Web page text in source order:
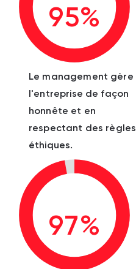
95%
Le management gère
l'entreprise de façon
honnête et en
respectant des règles
éthiques.
97%